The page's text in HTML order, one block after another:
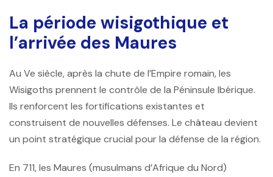
La période wisigothique et
l’arrivée des Maures
Au Ve siècle, après la chute de l’Empire romain, les
Wisigoths prennent le contrôle de la Péninsule Ibérique.
Ils renforcent les fortifications existantes et
construisent de nouvelles défenses. Le château devient
un point stratégique crucial pour la défense de la région.
En 711, les Maures (musulmans d’Afrique du Nord)